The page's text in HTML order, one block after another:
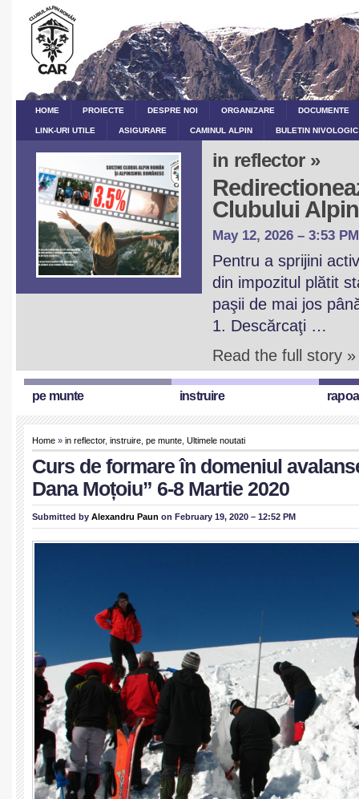
HOME PROIECTE DESPRE NOI ORGANIZARE DOCUMENTE
LINK-URI UTILE ASIGURARE CAMINUL ALPIN BULETIN
in reflector »
Clubului
May 12, 2026 – 3:53 PM
Pentru a sprijini
din impozitul plătit
paşii de mai jos
1. Descărcaţi …
Read the full story »
pe munte instruire
Home » in reflector, instruire pe munte Ultimele noutati
Curs de formare în domeniul
Dana Moțoiu” 6-8 Martie 2020
Submitted by Alexandru Paun on February 19, 2020 – 12:52 PM